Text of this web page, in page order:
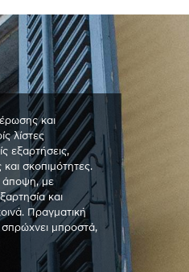
και
λίστες
εξαρτήσεις,
σκοπιμότητες.
άποψη, με
και
Πραγματική
μπροστά,